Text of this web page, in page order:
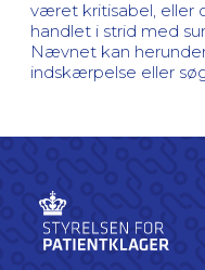
været kritisabel, eller
handlet i strid med
Nævnet kan
indskærpelse eller